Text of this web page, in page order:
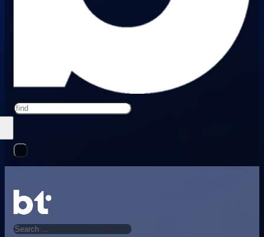
Search
Search